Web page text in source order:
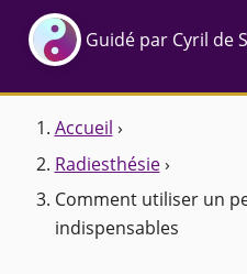
Guidé par Cyril de
Accueil ›
Radiesthésie ›
Comment utiliser un
indispensables